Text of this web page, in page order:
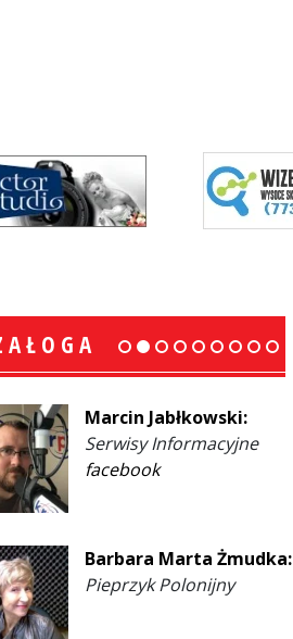
Marcin Jabłkowski:
Serwisy Informacyjne
facebook
Barbara Marta Żmudka:
Pieprzyk Polonijny